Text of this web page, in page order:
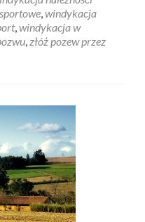
,windykacja
,windykacja w
,złóż pozew przez